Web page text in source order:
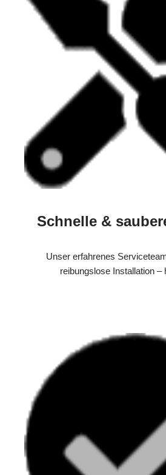
Schnelle &
Unser erfahrenes
reibungslose Installation –